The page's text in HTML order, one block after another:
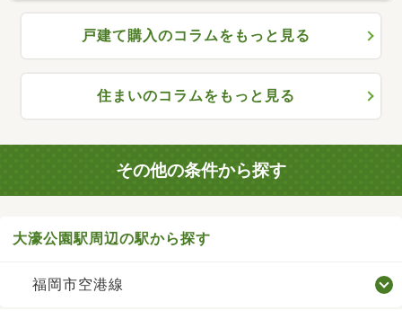
戸建て購入のコラムをもっと見る
住まいのコラムをもっと見る
その他の条件から探す
大濠公園駅周辺の駅から探す
福岡市空港線